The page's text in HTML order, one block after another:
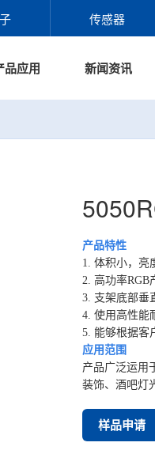
传感器
品应用 新闻资讯
产品特性
1. 体积小，亮
2. 高功率RGB
3. 支架底部垂
4. 使用高性能
5. 能够根据客
应用范围
产品广泛运用
装饰、酒吧灯
样品申请